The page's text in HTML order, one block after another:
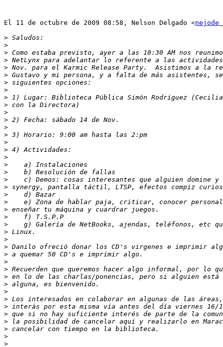
El 11 de octubre de 2009 08:58, Nelson Delgado <nejode
>
>
>
>
>
>
>
>
>
>
>
>
>
>
>
>
>
>
>
>
>
>
>
>
>
>
>
>
>
>
>
>
>
>
>
>
>
>
>
>
>
>